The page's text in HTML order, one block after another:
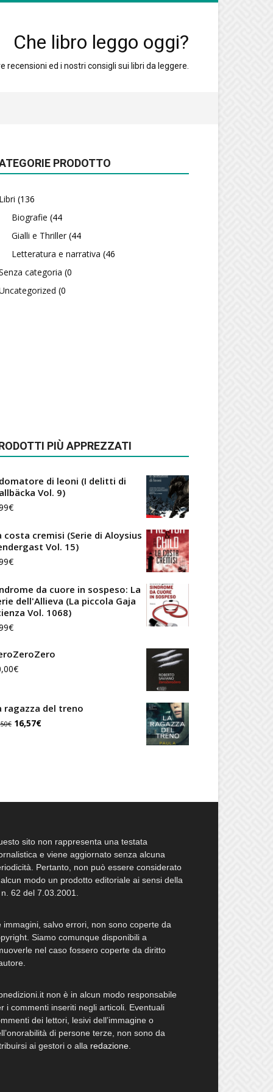
Che libro leggo oggi?
ed i nostri consigli sui libri da leggere.
PRODOTTO
Libri (136
Biografie (44
Gialli e Thriller (44
Letteratura e narrativa (46
categoria (0
(0
PIÙ APPREZZATI
di leoni (I delitti di
Vol. 9)
€
costa cremisi (Serie di Aloysius
Vol. 15)
€
da cuore in sospeso: La
dell'Allieva (La piccola Gaja
Vol. 1068)
€
€
ragazza del treno
€ Il
16,57€Il
sito non rappresenta una testata
e viene aggiornato senza alcuna
Pertanto, non può essere considerato
modo un prodotto editoriale ai sensi della
62 del 7.03.2001.
immagini, salvo errori, non sono coperte da
Siamo comunque disponibili a
nel caso fossero coperte da diritto
non è in alcun modo responsabile
i commenti inseriti negli articoli. Eventuali
dei lettori, lesivi dell’immagine o
di persone terze, non sono da
ai gestori o alla redazione